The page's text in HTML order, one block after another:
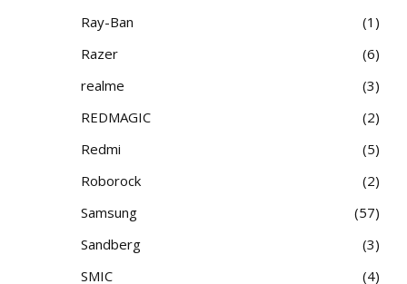
Ray-Ban
1
Razer
6
realme
3
REDMAGIC
2
Redmi
5
Roborock
2
Samsung
57
Sandberg
3
SMIC
4